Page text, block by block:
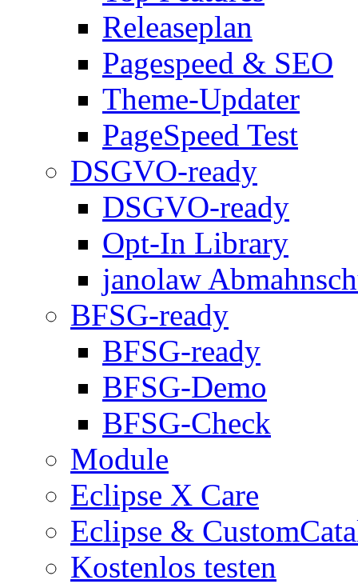
Releaseplan
Pagespeed & SEO
Theme-Updater
PageSpeed Test
DSGVO-ready
DSGVO-ready
Opt-In Library
janolaw
BFSG-ready
BFSG-ready
BFSG-Demo
BFSG-Check
Module
Eclipse X Care
Eclipse &
Kostenlos testen